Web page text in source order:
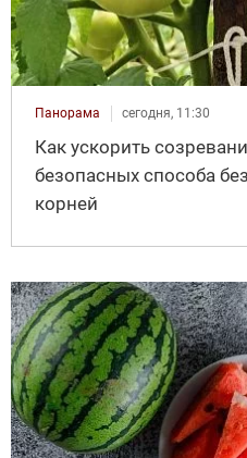
Панорама сегодня, 11:30
Как ускорить
безопасных способа
корней